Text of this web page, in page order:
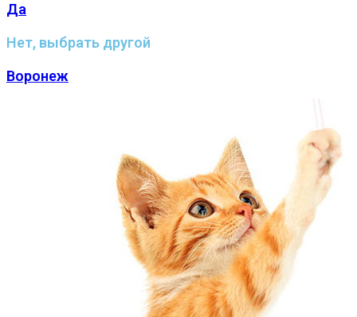
Да
Нет, выбрать другой
Воронеж